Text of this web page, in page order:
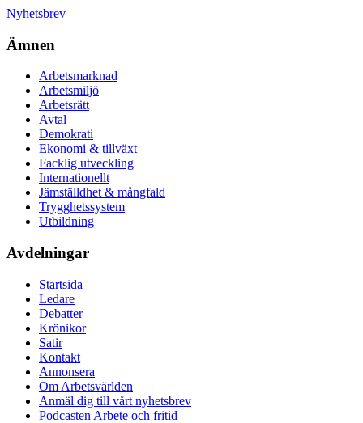
Nyhetsbrev
Ämnen
Arbetsmarknad
Arbetsmiljö
Arbetsrätt
Avtal
Demokrati
Ekonomi & tillväxt
Facklig utveckling
Internationellt
Jämställdhet & mångfald
Trygghetssystem
Utbildning
Avdelningar
Startsida
Ledare
Debatter
Krönikor
Satir
Kontakt
Annonsera
Om Arbetsvärlden
Anmäl dig till vårt nyhetsbrev
Podcasten Arbete och fritid